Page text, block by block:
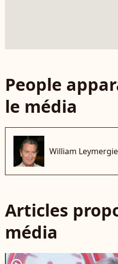
People
le média
William Leymergie
Articles
média